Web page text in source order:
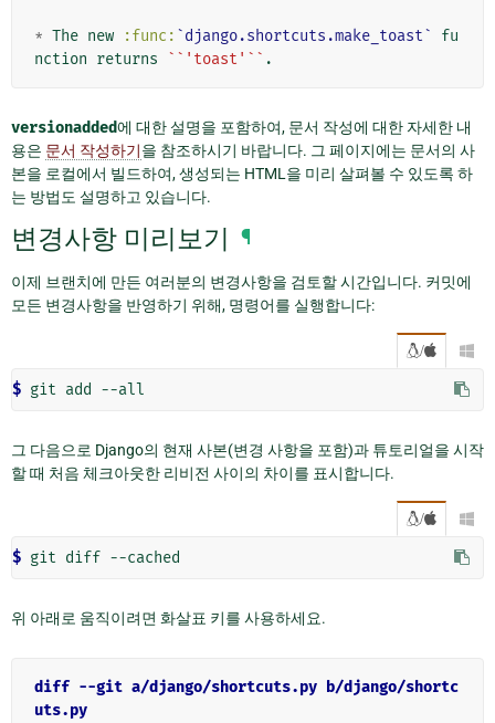
* The new :func: `django.shortcuts.make_toast`
fu
nction returns
``'toast'``
versionadded에 대한 설명을 포함하여, 문서 작성에 대한 자세한 내
용은 문서 작성하기을 참조하시기 바랍니다. 그 페이지에는 문서의 사
본을 로컬에서 빌드하여, 생성되는 HTML을 미리 살펴볼 수 있도록 하
는 방법도 설명하고 있습니다.
변경사항 미리보기 ¶
이제 브랜치에 만든 여러분의 변경사항을 검토할 시간입니다. 커밋에
모든 변경사항을 반영하기 위해, 명령어를 실행합니다:
/ 
$ git add
그 다음으로 Django의 현재 사본(변경 사항을 포함)과 튜토리얼을 시작
할 때 처음 체크아웃한 리비전 사이의 차이를 표시합니다.
/ 
$ git diff
위 아래로 움직이려면 화살표 키를 사용하세요.
diff --git a/django/shortcuts.py b/django/shortc
uts.py